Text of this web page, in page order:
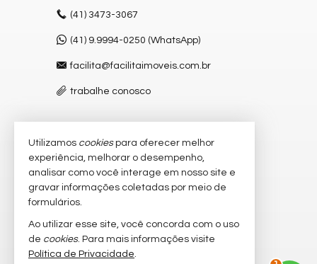
(41) 3473-3067
(41) 9.9994-0250 (WhatsApp)
facilita@facilitaimoveis.com.br
trabalhe conosco
VEJA MAIS
receba nosso newsletter
imóveis favoritos
mapa de imóveis
Utilizamos cookiespara oferecer melhor
experiência, melhorar o desempenho,
analisar como você interage em nosso site e
gravar informações coletadas por meio de
formulários.
Ao utilizar esse site, você concorda com o uso
de cookies. Para mais informações visite
Política de Privacidade.